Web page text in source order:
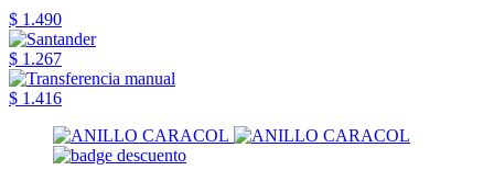
$ 1.490
$ 1.267
$ 1.416